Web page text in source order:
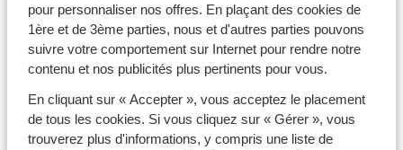
pour personnaliser nos offres. En plaçant des cookies de
1ère et de 3ème parties, nous et d'autres parties pouvons
suivre votre comportement sur Internet pour rendre notre
contenu et nos publicités plus pertinents pour vous.
En cliquant sur « Accepter », vous acceptez le placement
de tous les cookies. Si vous cliquez sur « Gérer », vous
trouverez plus d'informations, y compris une liste de
On se fait la belle aux Sybelles
Découvrez le 4ème domaine skiable français et ses six
belles stations
Avec Sunweb , réservez votre séjour aux Sybelles en
formule tout compris : le forfait est inclus, et le
matériel de ski est offert.